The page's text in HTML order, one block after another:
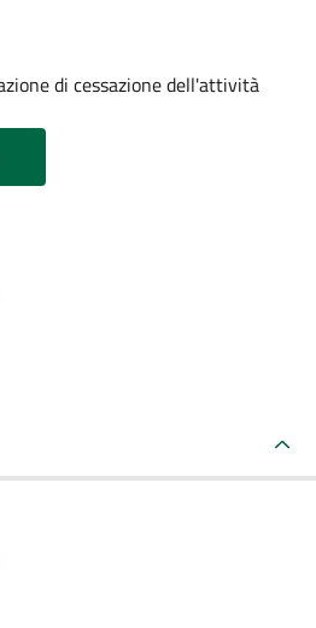
di cessazione dell'attività